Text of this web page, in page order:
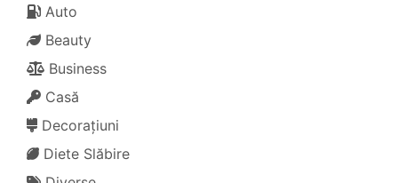
Auto
Beauty
Business
Casă
Decorațiuni
Diete Slăbire